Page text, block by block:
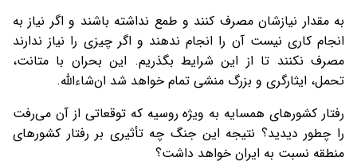
به مقدار نیازشان مصرف کنند و طمع نداشته باشند و اگر نیاز به
انجام کاری نیست آن را انجام ندهند و اگر چیزی را نیاز ندارند
مصرف نکنند تا از این شرایط بگذریم. این بحران با متانت،
تحمل، ایثارگری و بزرگ منشی تمام خواهد شد ان‌شاءالله.
رفتار کشورهای همسایه به ویژه روسیه که توقعاتی از آن می‌رفت
را چطور دیدید؟ نتیجه این جنگ چه تأثیری بر رفتار کشورهای
منطقه نسبت به ایران خواهد داشت؟